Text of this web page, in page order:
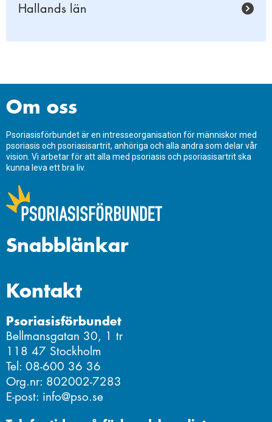
Hallands län
Om oss
Psoriasisförbundet är en intresseorganisation för människor med
psoriasis och psoriasisartrit, anhöriga och alla andra som delar vår
vision. Vi arbetar för att alla med psoriasis och psoriasisartrit ska
kunna leva ett bra liv.
Kontakt
Psoriasisförbundet
Bellmansgatan 30, 1 tr
118 47 Stockholm
Tel: 08-600 36 36
Org.nr: 802002-7283
E-post: info@pso.se
Snabblänkar